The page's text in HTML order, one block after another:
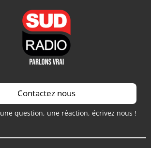
Contactez nous
question, une réaction, écrivez nous !